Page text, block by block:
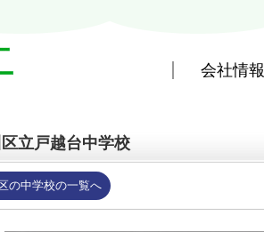
会社情報
立戸越台中学校
の中学校の一覧へ